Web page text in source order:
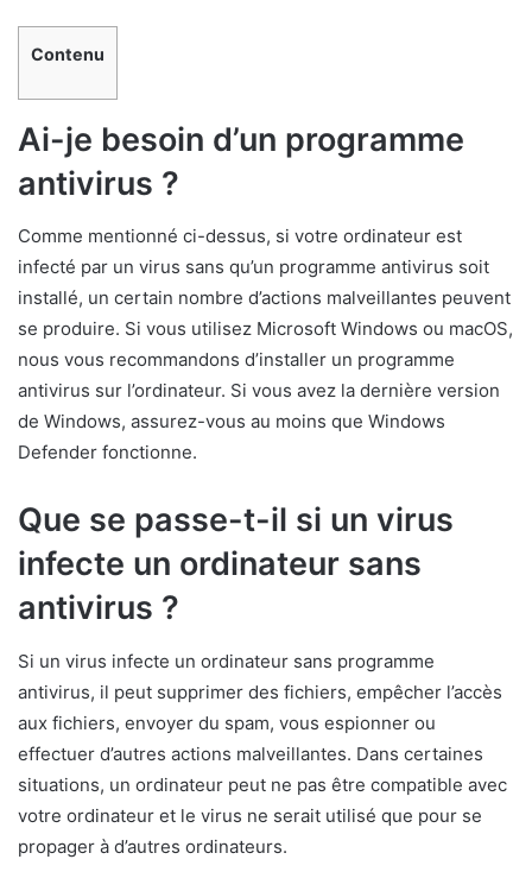
Contenu
Ai-je besoin d’un programme
antivirus ?
Comme mentionné ci-dessus, si votre ordinateur est
infecté par un virus sans qu’un programme antivirus soit
installé, un certain nombre d’actions malveillantes peuvent
se produire. Si vous utilisez Microsoft Windows ou macOS,
nous vous recommandons d’installer un programme
antivirus sur l’ordinateur. Si vous avez la dernière version
de Windows, assurez-vous au moins que Windows
Defender fonctionne.
Que se passe-t-il si un virus
infecte un ordinateur sans
antivirus ?
Si un virus infecte un ordinateur sans programme
antivirus, il peut supprimer des fichiers, empêcher l’accès
aux fichiers, envoyer du spam, vous espionner ou
effectuer d’autres actions malveillantes. Dans certaines
situations, un ordinateur peut ne pas être compatible avec
votre ordinateur et le virus ne serait utilisé que pour se
propager à d’autres ordinateurs.